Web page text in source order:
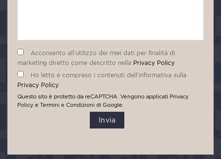
Acconsento all’utilizzo dei miei dati per finalità di
marketing diretto come descritto nella Privacy Policy
Ho letto e compreso i contenuti dell’informativa sulla
Privacy Policy
Questo sito è protetto da reCAPTCHA. Vengono applicati Privacy
Policy e Termini e Condizioni di Google.
Invia